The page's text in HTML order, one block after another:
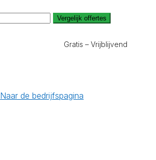
Vergelijk offertes
Gratis – Vrijblijvend
Naar de bedrijfspagina